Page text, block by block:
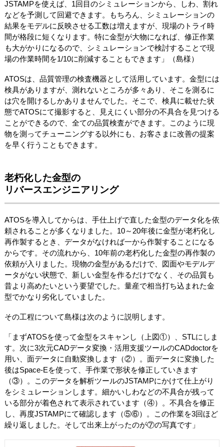
JSTAMPを使えば、1回目のシミュレーションから、しわ、割れ
などを予測して回避できます。もちろん、シミュレーションの
結果をモデルに反映させる工数は増えますが、現場のトライ時
間が格段に短くなります。特に金型が大物になれば、修正作業
も大がかりになるので、シミュレーションで検討することで現
場の作業時間を1/10に削減することもできます」（島様）
ATOSは、品質管理の検査機器として活用しています。金型には
検具がありますが、測れないところが多々あり、そこを測るに
は穴を開けるしかありませんでした。そこで、検具に載せた状
態でATOSにて撮影すると、見えにくい部分の不具合を見つける
ことができるので、全ての品質検査ができます。このように現
物を測ってチューニングする以外にも、お客さまに改善の提案
を早く行うこともできます。
老朽化した金型の
リバースエンジニアリング
ATOSを導入してからは、手仕上げで直した金型のデータ化を依
頼されることが多くなりました。10～20年後に金型が老朽化し
再作製するとき、データがなければ一から作製することになる
からです。その流れから、10年前の老朽化した金型の再作製の
依頼が入りました。現物の金型があるだけで、図面やモデルデ
ータがない状態で、新しい金型を作るだけでなく、その品質も
昔より高めたいという要望でした。量産で相当打ち込まれた金
型でかなり劣化していました。
その工程について島様は次のように説明します。
「まずATOSを使って金型をスキャンし（上図①）、STLにしま
す。次に3次元CADデータ変換・活用支援ツールのCADdoctorを
用い、面データに自動変換します（②）。面データに変換した
後はSpace-Eを使って、手作業で形状を修正していきます
（③）。このデータを解析ツールのJSTAMPにかけて仕上がり
をシミュレーションします。細かいしわなどの不具合が残って
いる部分が着色されて表示されています（④）。不具合を修正
し、再度JSTAMPにて確認します（⑤⑥）。この作業を3回ほど
繰り返しました。そして出来上がったのが⑦の写真です」